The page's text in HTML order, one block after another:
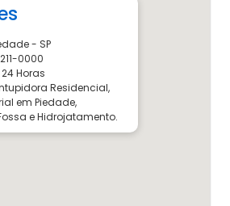
- SP
0000
24 Horas
Residencial,
em Piedade,
e Hidrojatamento.